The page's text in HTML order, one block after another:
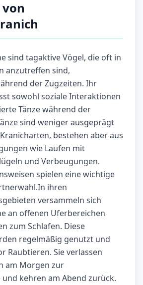
sind tagaktive Vögel, die oft in
anzutreffen sind,
der Zugzeiten. Ihr
sowohl soziale Interaktionen
Tänze während der
sind weniger ausgeprägt
bestehen aber aus
wie Laufen mit
und Verbeugungen.
spielen eine wichtige
ihren
versammeln sich
an offenen Uferbereichen
zum Schlafen. Diese
regelmäßig genutzt und
Raubtieren. Sie verlassen
am Morgen zur
kehren am Abend zurück.